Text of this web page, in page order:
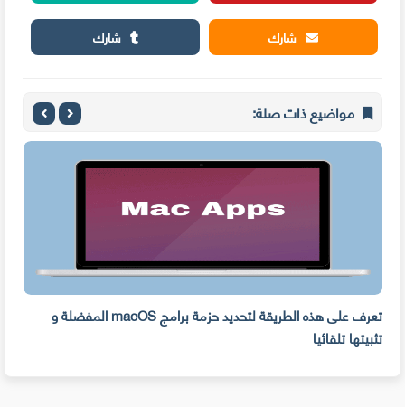
شارك
شارك
مواضيع ذات صلة:
تعرف على هذه الطريقة لتحديد حزمة برامج macOS المفضلة و
تثبيتها تلقائيا